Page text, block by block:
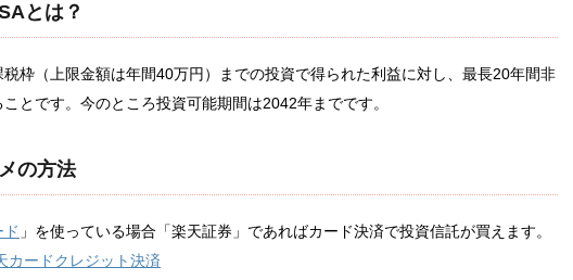
とは？
税枠（上限金額は年間40万円）までの投資で得られた利益に対し、最長20年間非
とです。今のところ投資可能期間は2042年までです。
の方法
」を使っている場合「楽天証券」であればカード決済で投資信託が買えます。
カードクレジット決済